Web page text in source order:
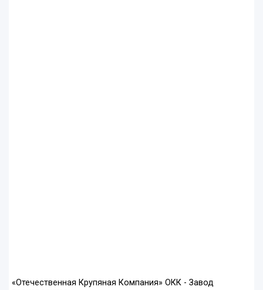
«Отечественная Крупяная Компания» ОКК - Завод